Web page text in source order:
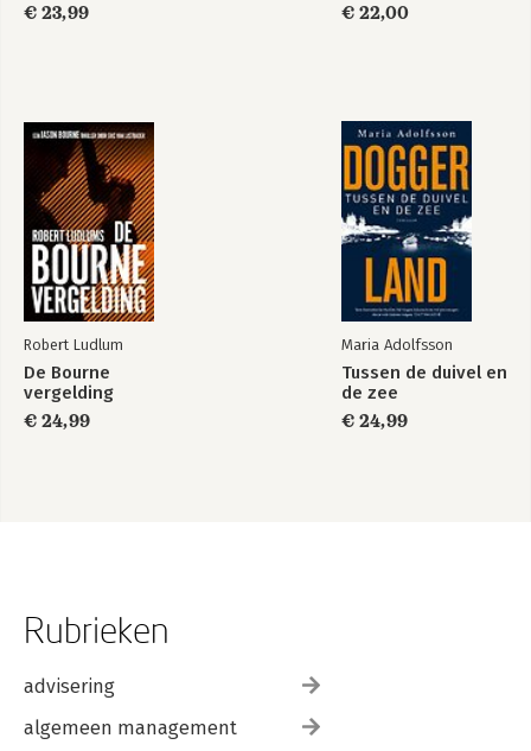
€ 23,99
€ 22,00
Robert Ludlum
De Bourne
vergelding
€ 24,99
Maria Adolfsson
Tussen de duivel en
de zee
€ 24,99
Rubrieken
advisering
algemeen management